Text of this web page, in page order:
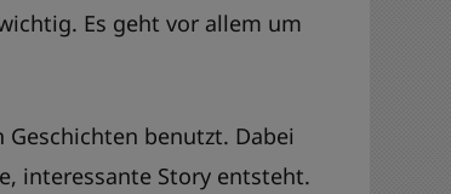
Es geht vor allem um
Geschichten benutzt. Dabei
interessante Story entsteht.